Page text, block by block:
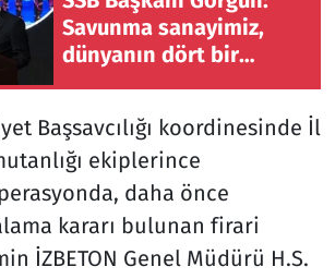
Savunma sanayimiz,
dünyanın dört bir
gelmiştir
Başsavcılığı koordinesinde İl
ekiplerince
daha önce
kararı bulunan firari
İZBETON Genel Müdürü H.S.